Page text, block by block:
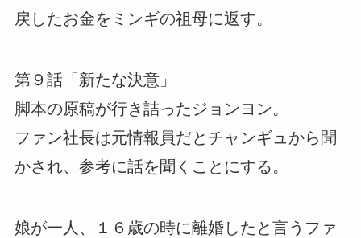
戻したお金をミンギの祖母に返す。
第９話「新たな決意」
脚本の原稿が行き詰ったジョンヨン。
ファン社長は元情報員だとチャンギュから聞
かされ、参考に話を聞くことにする。
娘が一人、１６歳の時に離婚したと言うファ